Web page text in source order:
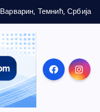
Варварин, Темнић, Србија